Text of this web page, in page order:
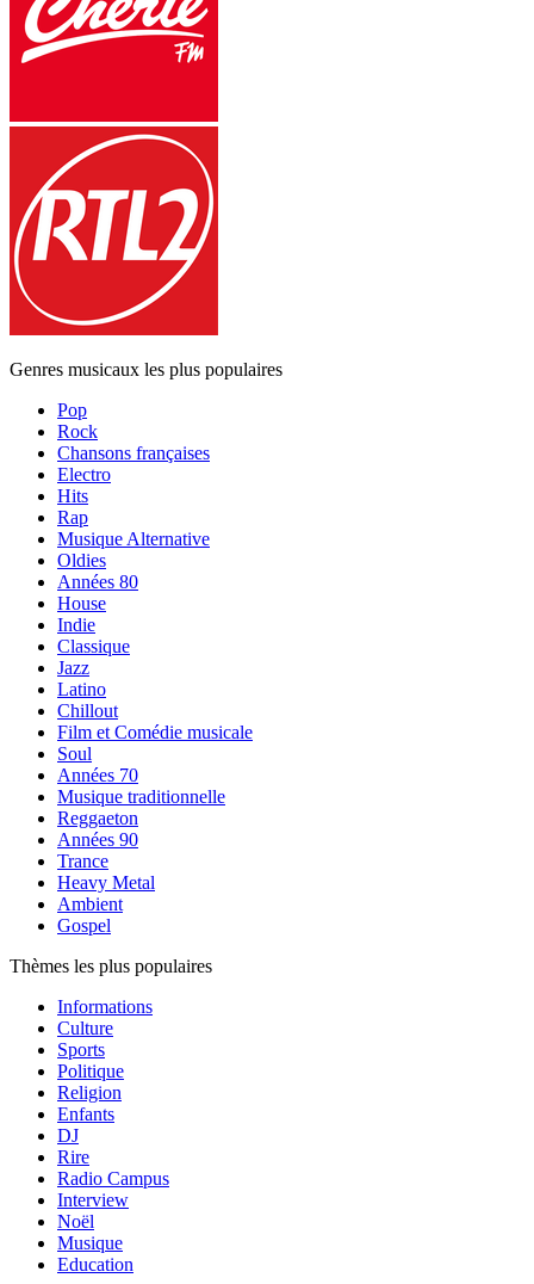
Genres musicaux les plus populaires
Pop
Rock
Chansons françaises
Electro
Hits
Rap
Musique Alternative
Oldies
Années 80
House
Indie
Classique
Jazz
Latino
Chillout
Film et Comédie musicale
Soul
Années 70
Musique traditionnelle
Reggaeton
Années 90
Trance
Heavy Metal
Ambient
Gospel
Thèmes les plus populaires
Informations
Culture
Sports
Politique
Religion
Enfants
DJ
Rire
Radio Campus
Interview
Noël
Musique
Education